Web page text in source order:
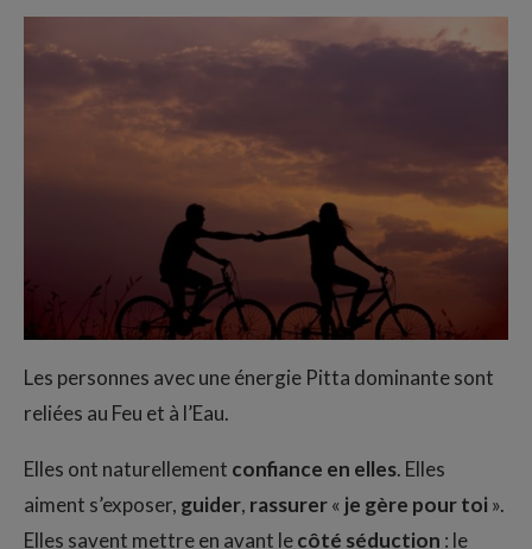
Les personnes avec une énergie Pitta dominante sont
reliées au Feu et à l’Eau.
Elles ont naturellement confiance en elles. Elles
aiment s’exposer, guider, rassurer« je gère pour toi ».
Elles savent mettre en avant lecôté séduction : le